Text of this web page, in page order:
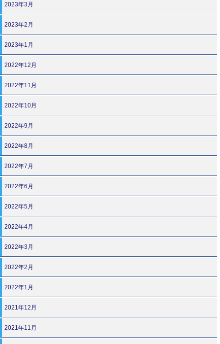
2023年3月
2023年2月
2023年1月
2022年12月
2022年11月
2022年10月
2022年9月
2022年8月
2022年7月
2022年6月
2022年5月
2022年4月
2022年3月
2022年2月
2022年1月
2021年12月
2021年11月